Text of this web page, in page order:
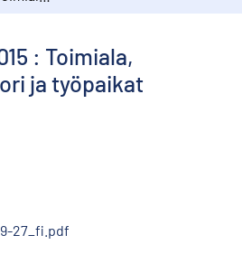
: Toimiala,
ja työpaikat
27_fi.pdf